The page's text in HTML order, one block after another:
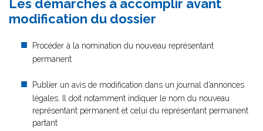
Les démarches à accomplir avant
modification du dossier
Procéder à la nomination du nouveau représentant
permanent
Publier un avis de modification dans un journal d’annonces
légales. Il doit notamment indiquer le nom du nouveau
représentant permanent et celui du représentant permanent
partant